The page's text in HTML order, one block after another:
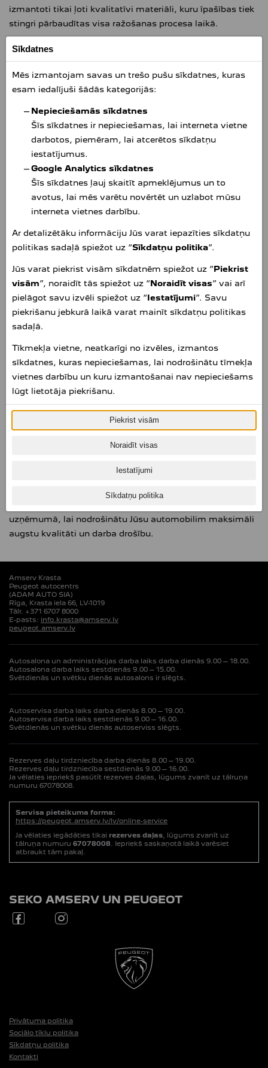
izmantoti tikai ļoti kvalitatīvi materiāli, kuru īpašības tiek
stingri pārbaudītas visa ražošanas procesa laikā.
PEUGEOT oriģinālajām rezerves daļām ir jāizpilda ļoti
stingri testi un pārbaudes:
korozijas pārbaude (tikai metāla daļām),
darba drošības pārbaude,
izturības pārbaude,
darba ilguma pārbaude,
pārbaudes katrai precei īpaši (piemēram, pārbaudes
lietajiem diskiem: nodiluma pārbaude, triecienu
pārbaude, iespiedumu pārbaude un krāsu pārbaude),
īpašs iepakojums.
Lielākā daļa PEUGEOT oriģinālo rezerves daļu ir ar
iegravētu lauvas emblēmu. Tās ir iepakotas un marķētas
kā „PEUGEOT oriģinālās rezerves daļas” (Genuine Parts).
PLAŠS TIRDZNIECĪBAS TĪKLS
PEUGEOT oriģinālās rezerves daļas pārdod PEUGEOT
importētāju un pilnvaroto izplatītāju ķēdē visā pasaulē.
PEUGEOT oriģinālās rezerves daļas ir viegli atpazīstamas
un tās pārdod visi izplatītāji PEUGEOT tirdzniecības tīklā.
PEUGEOT ORIĢINĀLO REZERVES DAĻU GARANTIJA
LATVIJĀ
No 01.05.2021. PEUGEOT visām PEUGEOT oriģinālajām
rezerves daļām, kuras ir pārdevis
kuras ir iegādātas un uzstādītas PEUGEOT pilnvarotās
remontdarbnīcās, nodrošina 2 gadu garantiju saskaņā ar
garantijas noteikumiem. Papildu informāciju vaicājiet
Jūsu PEUGEOT nav veidots tikai no detaļām vien – tas ir
apvienotu un savā starpā cieši saistītu sastāvdaļu
uzņēmumā, lai nodrošinātu Jūsu automobilim maksimāli
augstu kvalitāti un darba drošību.
Amserv Krasta
Peugeot autocentrs
(ADAM AUTO SIA)
Rīga, Krasta iela 66, LV-1019
Tālr. +371 6707 8000
E-pasts: info.krasta@amserv.lv
peugeot.amserv.lv
Autosalona un administrācijas darba laiks darba dienās 9.00 – 18.00.
Autosalona darba laiks sestdienās 9.00 – 15.00.
Svētdienās un svētku dienās autosalons ir slēgts.
Autoservisa darba laiks darba dienās 8.00 – 19.00.
Autoservisa darba laiks sestdienās 9.00 – 16.00.
Svētdienās un svētku dienās autoserviss slēgts.
Rezerves daļu tirdzniecība darba dienās 8.00 – 19.00.
Rezerves daļu tirdzniecība sestdienās 9.00 – 16.00.
Ja vēlaties iepriekš pasūtīt rezerves daļas, lūgums zvanīt uz tālruņa
numuru 67078008.
Servisa pieteikuma forma:
https://peugeot.amserv.lv/lv/online-service
Ja vēlaties iegādāties tikai rezerves daļas, lūgums zvanīt uz
tālruņa numuru 67078008. Iepriekš saskaņotā laikā varēsiet
atbraukt tām pakaļ.
SEKO AMSERV UN PEUGEOT
Privātuma politika
Sociālo tīklu politika
Sīkdatņu politika
Kontakti
Sīkdatnes
Mēs izmantojam savas un trešo pušu sīkdatnes, kuras
esam iedalījuši šādās kategorijās:
Nepieciešamās sīkdatnes
Šīs sīkdatnes ir nepieciešamas, lai interneta vietne
darbotos, piemēram, lai atcerētos sīkdatņu
iestatījumus.
Google Analytics sīkdatnes
Šīs sīkdatnes ļauj skaitīt apmeklējumus un to
avotus, lai mēs varētu novērtēt un uzlabot mūsu
interneta vietnes darbību.
Ar detalizētāku informāciju Jūs varat iepazīties sīkdatņu
politikas sadaļā spiežot uz “Sīkdatņu politika”.
Jūs varat piekrist visām sīkdatnēm spiežot uz “Piekrist
visām”, noraidīt tās spiežot uz “Noraidīt visas” vai arī
pielāgot savu izvēli spiežot uz “Iestatījumi”. Savu
piekrišanu jebkurā laikā varat mainīt sīkdatņu politikas
sadaļā.
Tīkmekļa vietne, neatkarīgi no izvēles, izmantos
sīkdatnes, kuras nepieciešamas, lai nodrošinātu tīmekļa
vietnes darbību un kuru izmantošanai nav nepieciešams
lūgt lietotāja piekrišanu.
Piekrist visām
Noraidīt visas
Iestatījumi
Sīkdatņu politika